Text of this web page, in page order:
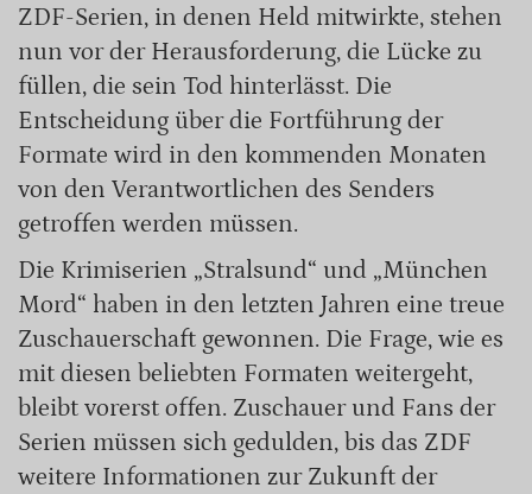
ZDF-Serien, in denen Held mitwirkte, stehen
nun vor der Herausforderung, die Lücke zu
füllen, die sein Tod hinterlässt. Die
Entscheidung über die Fortführung der
Formate wird in den kommenden Monaten
von den Verantwortlichen des Senders
getroffen werden müssen.
Die Krimiserien „Stralsund“ und „München
Mord“ haben in den letzten Jahren eine treue
Zuschauerschaft gewonnen. Die Frage, wie es
mit diesen beliebten Formaten weitergeht,
bleibt vorerst offen. Zuschauer und Fans der
Serien müssen sich gedulden, bis das ZDF
weitere Informationen zur Zukunft der